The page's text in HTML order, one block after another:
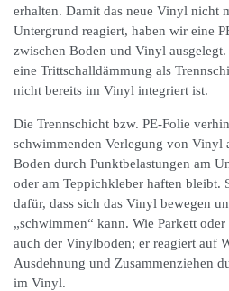
erhalten. Damit das neue Vinyl nicht
Untergrund reagiert, haben wir eine
zwischen Boden und Vinyl
eine Trittschalldämmung als
nicht bereits im Vinyl integriert ist.
Die Trennschicht bzw. PE-Folie
schwimmenden Verlegung von Vinyl
Boden durch Punktbelastungen am
oder am Teppichkleber haften bleibt.
dafür, dass sich das Vinyl bewegen
„schwimmen“ kann. Wie Parkett
auch der Vinylboden; er reagiert auf
Ausdehnung und Zusammenziehen
im Vinyl.